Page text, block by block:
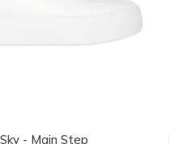
- Main Step